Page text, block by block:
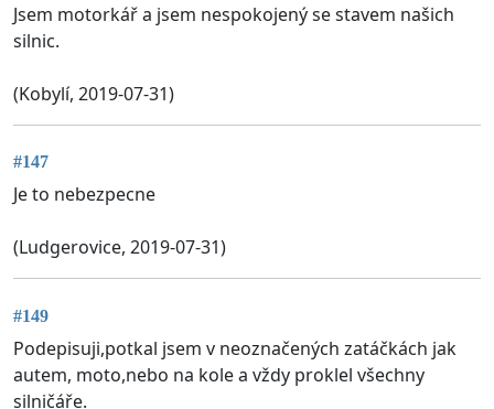
Jsem motorkář a jsem nespokojený se stavem našich
silnic.
(Kobylí, 2019-07-31)
#147
Je to nebezpecne
(Ludgerovice, 2019-07-31)
#149
Podepisuji,potkal jsem v neoznačených zatáčkách jak
autem, moto,nebo na kole a vždy proklel všechny
silničáře.